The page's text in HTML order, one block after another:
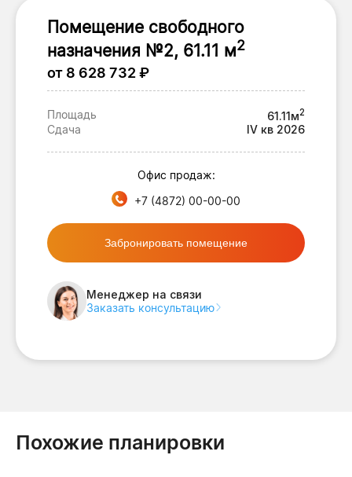
Помещение свободного
назначения №2, 61.11 м2
от 8 628 732 ₽
Площадь 61.11м2
Сдача IV кв 2026
Офис продаж:
+7 (4872) 00-00-00
Забронировать помещение
Менеджер на связи
Заказать консультацию
Похожие планировки